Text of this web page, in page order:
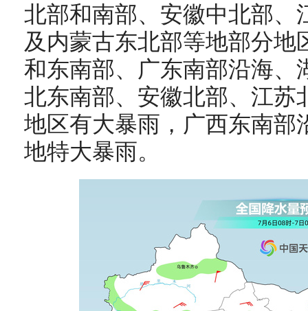
北部和南部、安徽中北部、
及内蒙古东北部等地部分地
和东南部、广东南部沿海、
北东南部、安徽北部、江苏
地区有大暴雨，广西东南部
地特大暴雨。